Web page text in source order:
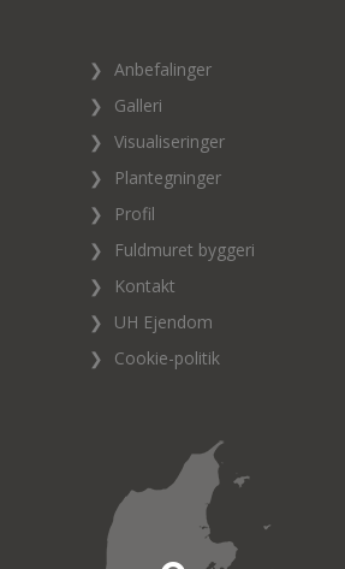
❯ Anbefalinger
❯
Galleri
❯ Visualiseringer
❯
Plantegninger
❯
Profil
❯
Fuldmuret byggeri
❯
Kontakt
❯
UH Ejendom
❯
Cookie-politik